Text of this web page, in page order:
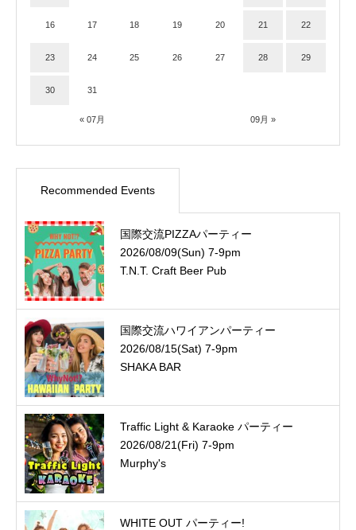
« 07月 09月 »
16 17 18 19 20 21 22
23 24 25 26 27 28 29
30 31
Recommended Events
国際交流PIZZAパーティー
2026/08/09(Sun) 7-9pm
T.N.T. Craft Beer Pub
国際交流ハワイアンパーティー
2026/08/15(Sat) 7-9pm
SHAKA BAR
Traffic Light & Karaoke パーティー
2026/08/21(Fri) 7-9pm
Murphy's
WHITE OUT パーティー!